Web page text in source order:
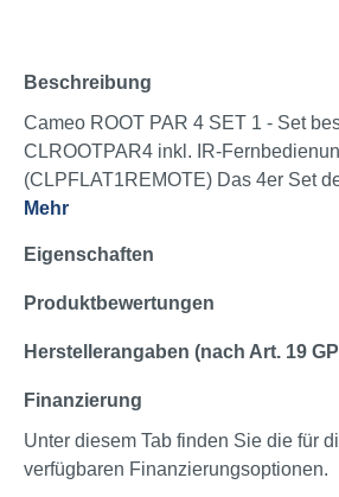
Beschreibung
Cameo ROOT PAR 4 SET 1 - Set
CLROOTPAR4 inkl. IR-
(CLPFLAT1REMOTE) Das 4er Set
Mehr
Eigenschaften
Produktbewertungen
Herstellerangaben (nach Art. 19
Finanzierung
Unter diesem Tab finden Sie die für
verfügbaren Finanzierungsoptionen.